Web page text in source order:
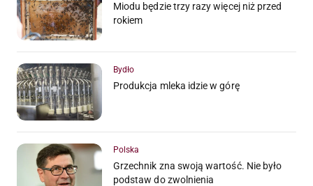
Miodu będzie trzy razy więcej niż przed
rokiem
Bydło
Produkcja mleka idzie w górę
Polska
Grzechnik zna swoją wartość. Nie było
podstaw do zwolnienia